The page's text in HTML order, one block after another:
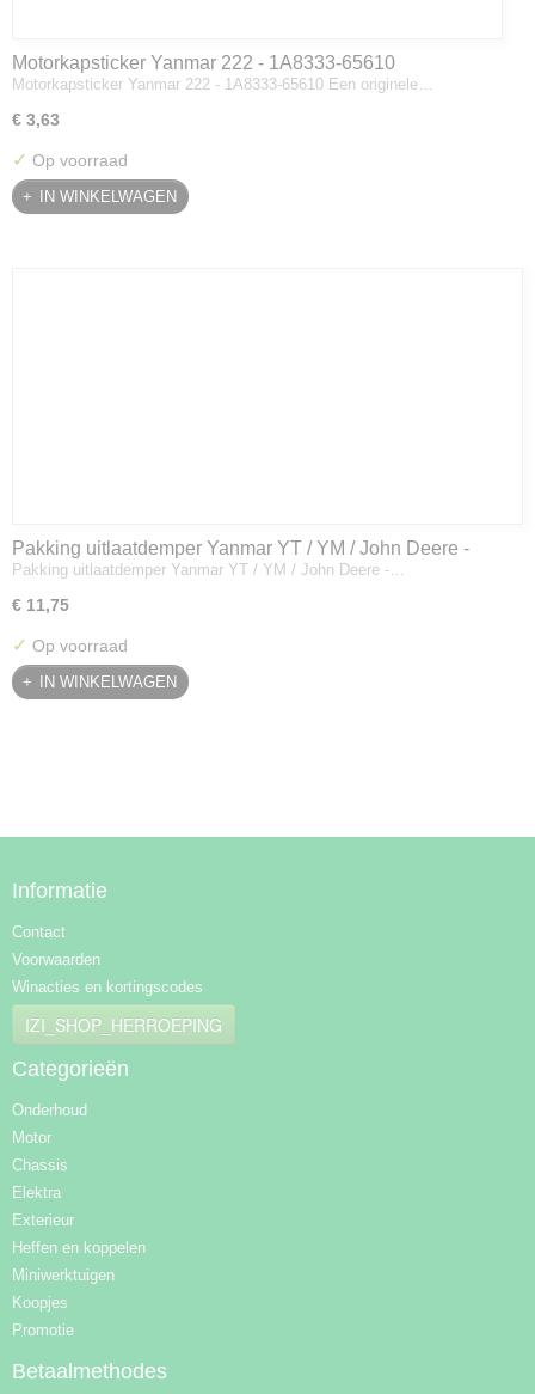
Motorkapsticker Yanmar 222 - 1A8333-65610
Motorkapsticker Yanmar 222 - 1A8333-65610 Een originele…
€ 3,63
✓ Op voorraad
IN WINKELWAGEN
Pakking uitlaatdemper Yanmar YT / YM / John Deere -
128300-13230
Pakking uitlaatdemper Yanmar YT / YM / John Deere -…
€ 11,75
✓ Op voorraad
IN WINKELWAGEN
Informatie
Contact
Voorwaarden
Winacties en kortingscodes
IZI_SHOP_HERROEPING
Categorieën
Onderhoud
Motor
Chassis
Elektra
Exterieur
Heffen en koppelen
Miniwerktuigen
Koopjes
Promotie
Betaalmethodes